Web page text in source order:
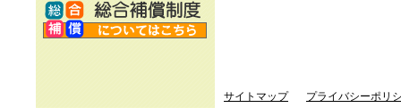
サイトマップ プライバシーポリ